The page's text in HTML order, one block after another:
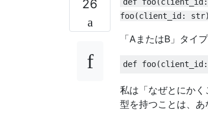
26
foo(client_id:
「AまたはB」タイ
def foo(client_id:
私は「なぜとにか
型を持つことは、あ